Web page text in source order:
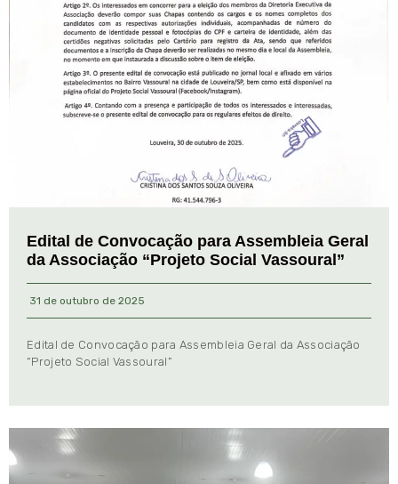
Edital de Convocação para Assembleia Geral
da Associação “Projeto Social Vassoural”
31 de outubro de 2025
Edital de Convocação para Assembleia Geral da Associação
“Projeto Social Vassoural”